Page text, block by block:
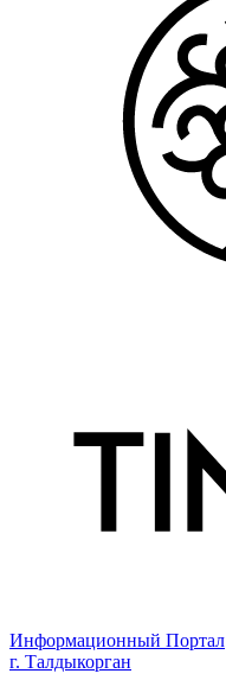
Информационный Портал
г. Талдыкорган